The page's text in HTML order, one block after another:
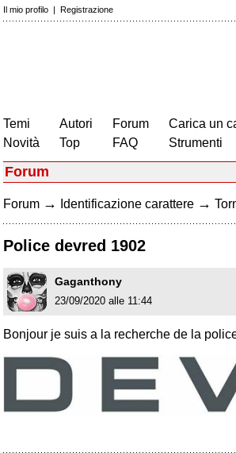
Il mio profilo | Registrazione
Temi
Novità
Autori
Top
Forum
FAQ
Carica un
Strumenti
Forum
Forum → Identificazione carattere →
Police devred 1902
Gaganthony
23/09/2020 alle 11:44
Bonjour je suis a la recherche de la